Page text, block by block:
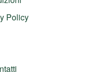
Policy